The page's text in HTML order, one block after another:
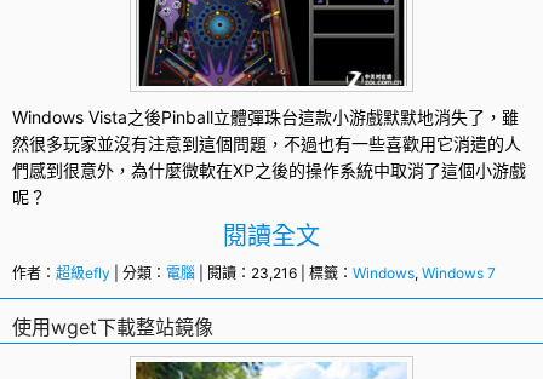
Windows Vista之後Pinball立體彈珠台這款小游戲默默地消失了，雖
然很多玩家並沒有注意到這個問題，不過也有一些喜歡用它消遣的人
們感到很意外，為什麼微軟在XP之後的操作系統中取消了這個小游戲
呢？
閱讀全文
作者： 超級efly | 分類： 電腦 | 閱讀：23,216 | 標籤： Windows, Windows 7
使用wget下載整站鏡像